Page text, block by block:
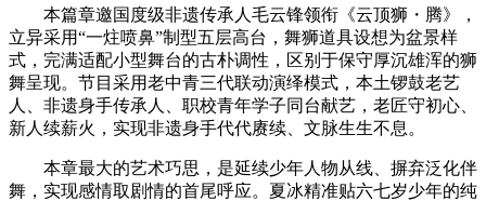
本篇章邀国度级非遗传承人毛云锋领衔《云顶狮・腾》，
立异采用“一炷喷鼻”制型五层高台，舞狮道具设想为盆景样
式，完满适配小型舞台的古朴调性，区别于保守厚沉雄浑的狮
舞呈现。节目采用老中青三代联动演绎模式，本土锣鼓老艺
人、非遗身手传承人、职校青年学子同台献艺，老匠守初心、
新人续薪火，实现非遗身手代代赓续、文脉生生不息。
本章最大的艺术巧思，是延续少年人物从线、摒弃泛化伴
舞，实现感情取剧情的首尾呼应。夏冰精准贴六七岁少年的纯